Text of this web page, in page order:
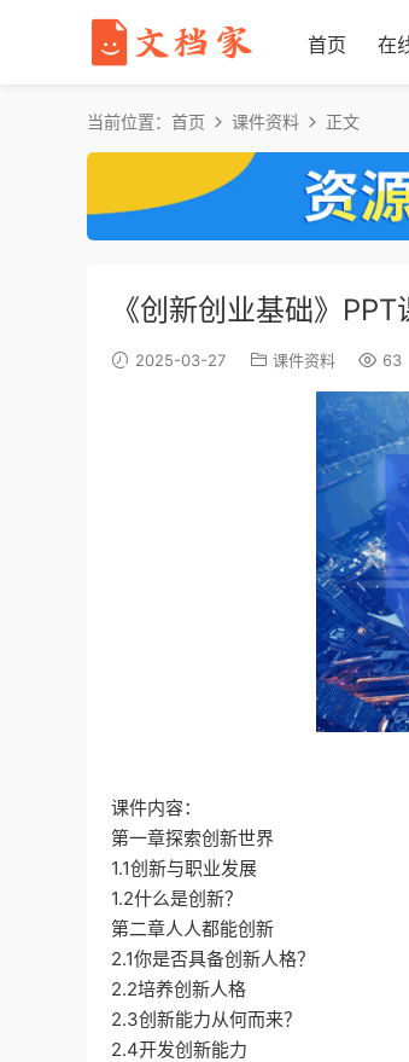
首页 在
当前位置： 首页 课件资料 正文
《创新创业基础》
2025-03-27 课件资料 63
课件内容：
第一章探索创新世界
1.1创新与职业发展
1.2什么是创新？
第二章人人都能创新
2.1你是否具备创新人格？
2.2培养创新人格
2.3创新能力从何而来？
2.4开发创新能力